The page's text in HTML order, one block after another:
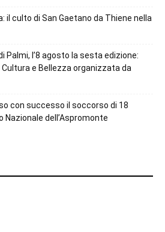
il culto di San Gaetano da Thiene nella
Palmi, l’8 agosto la sesta edizione:
e Bellezza organizzata da
con successo il soccorso di 18
dell’Aspromonte